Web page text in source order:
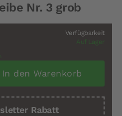
Nr. 3 grob
Verfügbarkeit
Auf Lager
In den Warenkorb
Rabatt